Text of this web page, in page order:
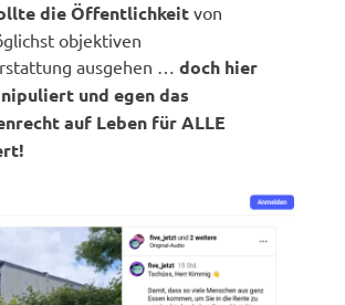
die Öffentlichkeit von
objektiven
ausgehen … doch hier
und egen das
auf Leben für ALLE